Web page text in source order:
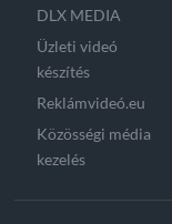
DLX MEDIA
Üzleti videó
készítés
Reklámvideó.eu
Közösségi média
kezelés